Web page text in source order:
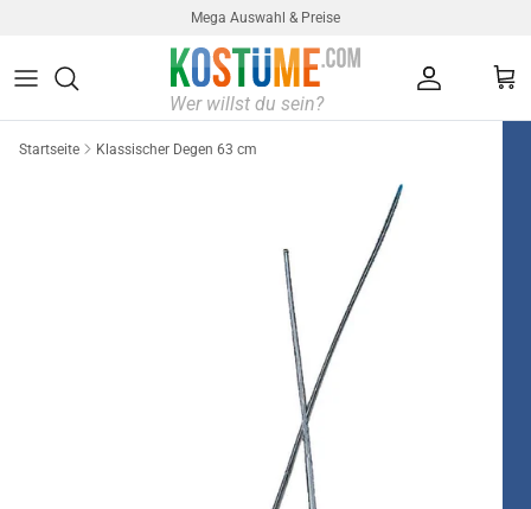
Mega Auswahl & Preise
Startseite Klassischer Degen 63 cm